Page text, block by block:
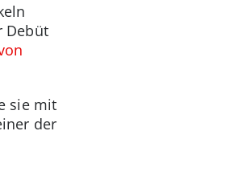
Debüt
sie mit
der